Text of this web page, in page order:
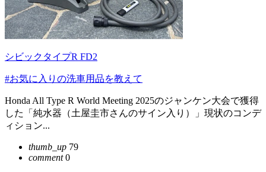
シビックタイプR FD2
#お気に入りの洗車用品を教えて
Honda All Type R World Meeting 2025のジャンケン大会で獲得
した「純水器（土屋圭市さんのサイン入り）」現状のコンデ
ィション...
thumb_up 79
comment0